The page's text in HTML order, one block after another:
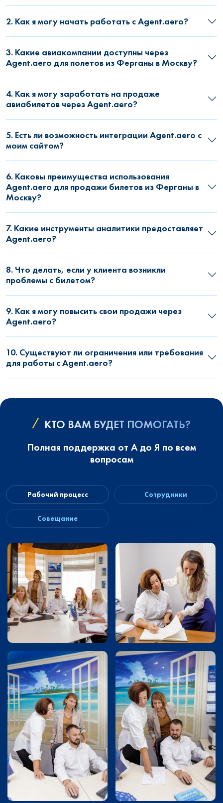
2. Как я могу начать работать с Agent.aero?
3. Какие авиакомпании доступны через
Agent.aero для полетов из Ферганы в Москву?
4. Как я могу заработать на продаже
авиабилетов через Agent.aero?
5. Есть ли возможность интеграции Agent.aero с
моим сайтом?
6. Каковы преимущества использования
Agent.aero для продажи билетов из Ферганы в
Москву?
7. Какие инструменты аналитики предоставляет
Agent.aero?
8. Что делать, если у клиента возникли
проблемы с билетом?
9. Как я могу повысить свои продажи через
Agent.aero?
10. Существуют ли ограничения или требования
для работы с Agent.aero?
КТО ВАМ БУДЕТ ПОМОГАТЬ?
Полная поддержка от А до Я по всем
вопросам
Рабочий процесс Сотрудники
Совещание